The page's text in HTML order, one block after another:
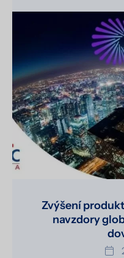
Zvýšení
navzdory